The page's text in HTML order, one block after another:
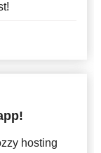
hosting